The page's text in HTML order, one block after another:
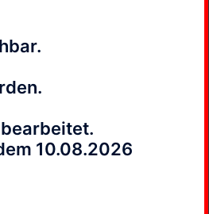
(Österreich) dabei. Mit
sind online
10.08.2026